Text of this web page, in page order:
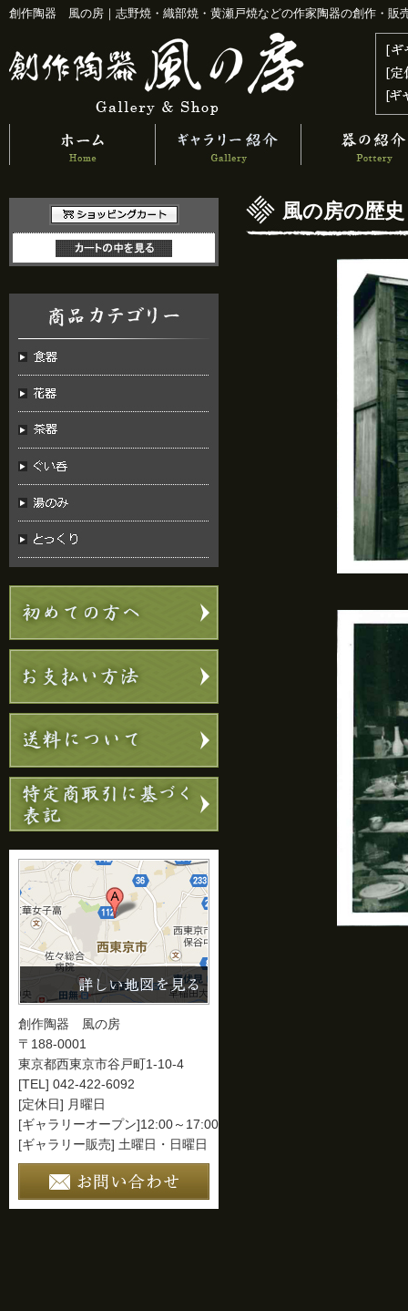
創作陶器 風の房｜志野焼・織部焼・黄瀬戸焼などの作家陶器の創作・販
創作陶器 風の房
〒188-0001
東京都西東京市谷戸町1-10-4
[TEL] 042-422-6092
[定休日] 月曜日
[ギャラリーオープン]12:00～17:00
[ギャラリー販売] 土曜日・日曜日
風の房の歴史